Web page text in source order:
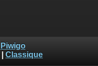
Piwigo
Classique